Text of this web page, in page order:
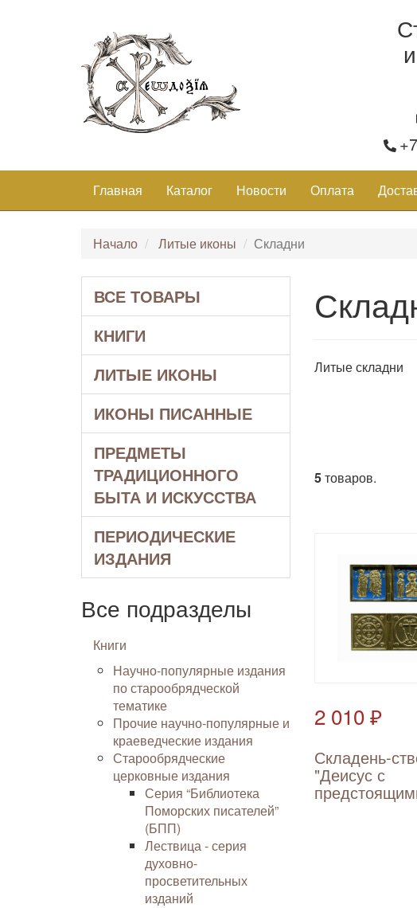
Главная Каталог Новости Оплата
Начало Литые иконы Складни
ВСЕ ТОВАРЫ
КНИГИ
ЛИТЫЕ ИКОНЫ
ИКОНЫ ПИСАННЫЕ
ПРЕДМЕТЫ
ТРАДИЦИОННОГО
БЫТА И ИСКУССТВА
ПЕРИОДИЧЕСКИЕ
ИЗДАНИЯ
Все подразделы
Книги
Научно-популярные издания
по старообрядческой
тематике
Прочие научно-популярные и
краеведческие издания
Старообрядческие
церковные издания
Серия “Библиотека
Поморских писателей”
(БПП)
Лествица - серия
духовно-
просветительных
изданий
Литые складни
5товаров.
2 010 ₽
Складень-
"Деисус с